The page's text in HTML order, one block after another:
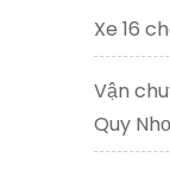
Xe 16
Vận
Quy